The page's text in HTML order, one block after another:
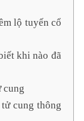
lộ tuyến cổ
khi nào đã
cung
cung thông